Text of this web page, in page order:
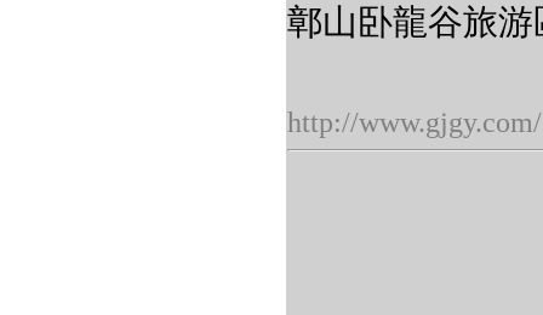
鄣山卧龍谷旅
http://www.gjgy.com/